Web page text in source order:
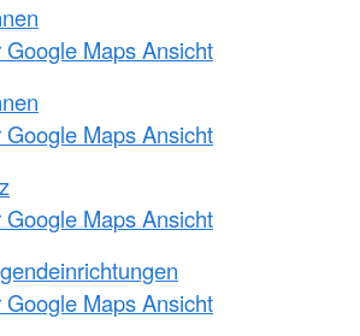
Google Maps Ansicht
Google Maps Ansicht
Google Maps Ansicht
Google Maps Ansicht